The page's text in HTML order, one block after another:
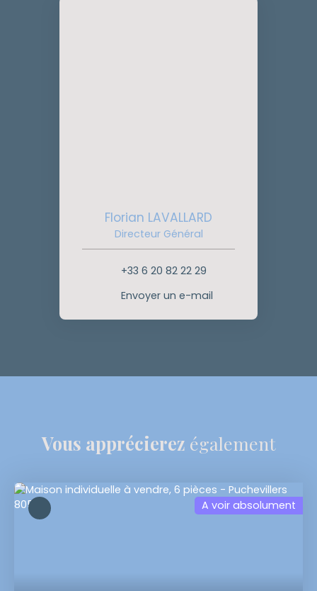
Florian LAVALLARD
Directeur Général
+33 6 20 82 22 29
Envoyer un e-mail
Vous apprécierez également
A voir absolument